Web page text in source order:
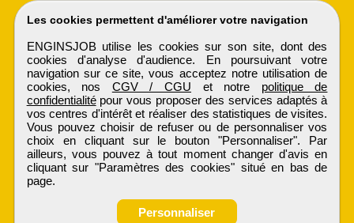
Les cookies permettent d'améliorer votre navigation
ENGINSJOB utilise les cookies sur son site, dont des
cookies d'analyse d'audience. En poursuivant votre
navigation sur ce site, vous acceptez notre utilisation de
cookies, nos CGV / CGU et notre politique de
confidentialitépour vous proposer des services adaptés à
vos centres d'intérêt et réaliser des statistiques de visites.
Vous pouvez choisir de refuser ou de personnaliser vos
choix en cliquant sur le bouton "Personnaliser". Par
ailleurs, vous pouvez à tout moment changer d'avis en
cliquant sur "Paramètres des cookies" situé en bas de
page.
Personnaliser